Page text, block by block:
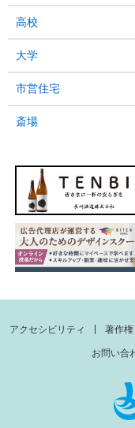
高校
大学
市営住宅
斎場
アクセシビリティ 著作権
お問い合